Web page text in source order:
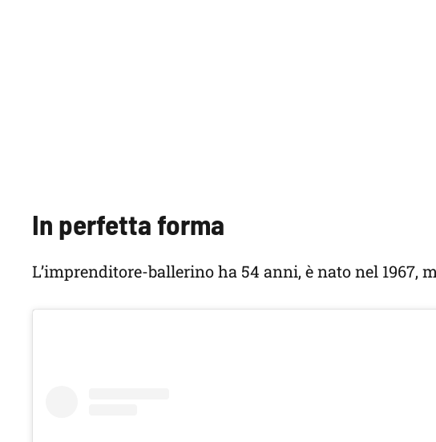
In perfetta forma
L’imprenditore-ballerino ha 54 anni, è nato nel 1967,